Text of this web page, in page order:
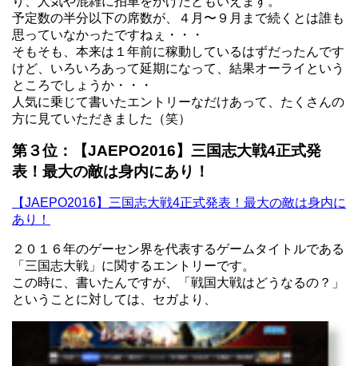
予定数の半分以下の席数が、４月〜９月まで続くとは誰も
思っていなかったですねぇ・・・
そもそも、本来は１年前に稼動しているはずだったんです
けど、いろいろあって延期になって、結果オーライという
ところでしょうか・・・
人気に乗じて書いたエントリーなだけあって、たくさんの
方に見ていただきました（笑）
第３位：【JAEPO2016】三国志大戦4正式発
表！最大の敵は身内にあり！
【JAEPO2016】三国志大戦4正式発表！最大の敵は身内に
あり！
２０１６年のゲーセン界を代表するゲームタイトルである
「三国志大戦」に関するエントリーです。
この時に、書いたんですが、「戦国大戦はどうなるの？」
ということに対しては、セガより、